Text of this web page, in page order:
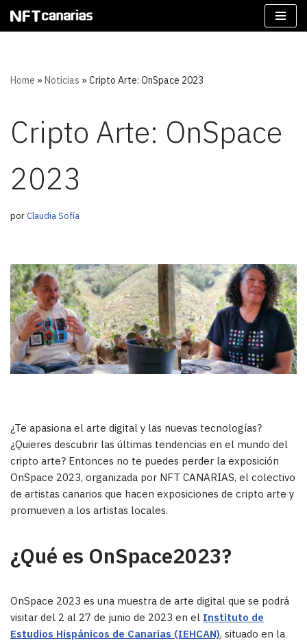
Home » Noticias » Cripto Arte: OnSpace 2023
Cripto Arte: OnSpace
2023
porClaudia Sofía
¿Te apasiona el arte digital y las nuevas tecnologías?
¿Quieres descubrir las últimas tendencias en el mundo del
cripto arte? Entonces no te puedes perder la exposición
OnSpace 2023, organizada por NFT CANARIAS, el colectivo
de artistas canarios que hacen exposiciones de cripto arte y
promueven a los artistas locales.
¿Qué es OnSpace2023?
OnSpace 2023 es una muestra de arte digital que se podrá
visitar del 2 al 27 de junio de 2023 en el Instituto de
Estudios Hispánicos de Canarias (IEHCAN), situado en la